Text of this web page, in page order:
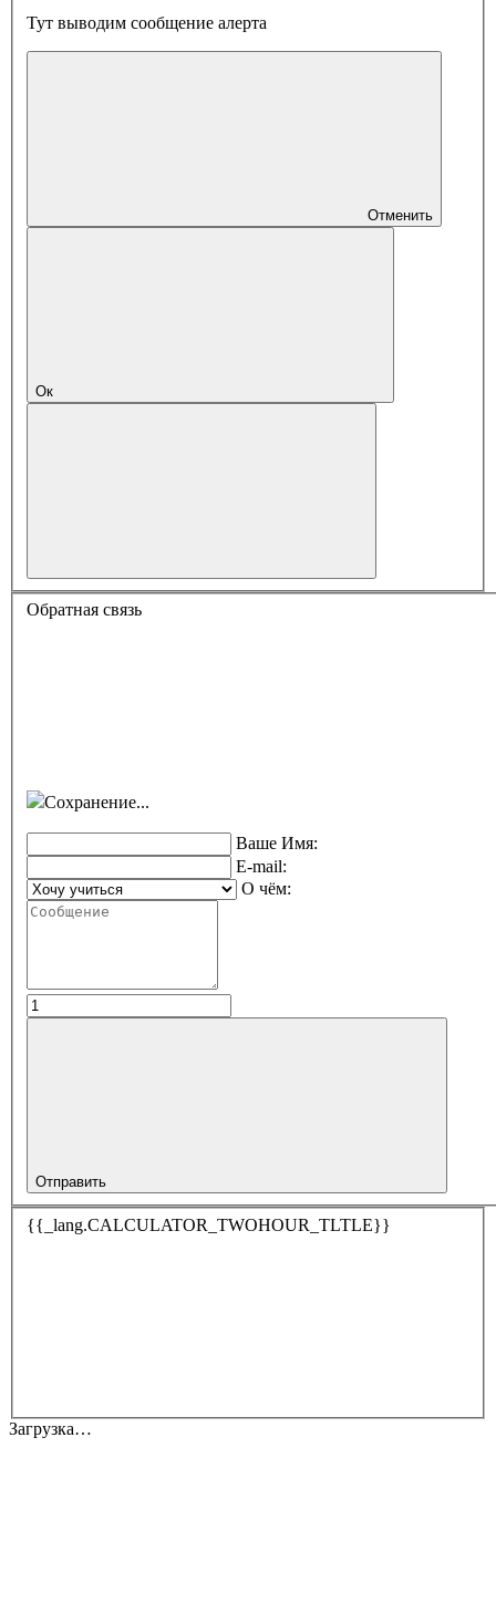
Тут выводим сообщение алерта
Отменить
Ок
Обратная связь
Сохранение...
Ваше Имя:
E-mail:
О чём:
Отправить
{{_lang.CALCULATOR_TWOHOUR_TLTLE}}
Загрузка…